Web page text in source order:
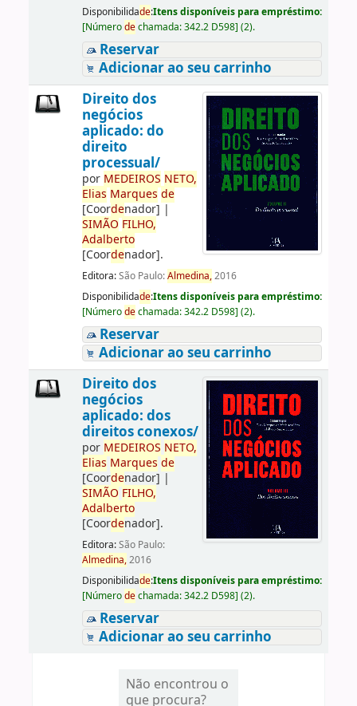
Disponibilidade:Itens disponíveis para empréstimo:
[Númerodechamada:342.2 D598] (2).
Reservar
Adicionar ao seu carrinho
Direito dos
negócios
aplicado: do
direito
processual/
por MEDEIROS NETO,
Elias Marques de
[Coordenador] |
SIMÃO FILHO,
Adalberto
[Coordenador].
Editora:São Paulo:Almedina,2016
Disponibilidade:Itens disponíveis para empréstimo:
[Númerodechamada:342.2 D598] (2).
Reservar
Adicionar ao seu carrinho
Direito dos
negócios
aplicado: dos
direitos conexos/
por MEDEIROS NETO,
Elias Marques de
[Coordenador] |
SIMÃO FILHO,
Adalberto
[Coordenador].
Editora:São Paulo:
Almedina,2016
Disponibilidade:Itens disponíveis para empréstimo:
[Númerodechamada:342.2 D598] (2).
Reservar
Adicionar ao seu carrinho
Não encontrou o
que procura?